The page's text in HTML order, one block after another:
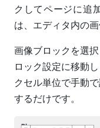
クしてページに追
は、エディタ内の
画像ブロックを選
ロック設定に移動
クセル単位で手動
するだけです。